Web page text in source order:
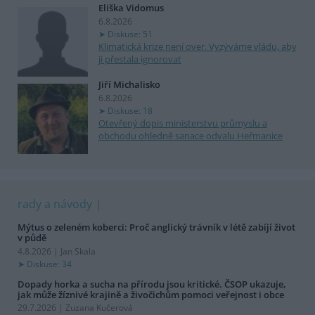
Eliška Vidomus
6.8.2026
Diskuse: 51
Klimatická krize není over. Vyzýváme vládu, aby
ji přestala ignorovat
Jiří Michalisko
6.8.2026
Diskuse: 18
Otevřený dopis ministerstvu průmyslu a
obchodu ohledně sanace odvalu Heřmanice
rady a návody
Mýtus o zeleném koberci: Proč anglický trávník v létě zabíjí život
v půdě
4.8.2026 | Jan Skala
Diskuse: 34
Dopady horka a sucha na přírodu jsou kritické. ČSOP ukazuje,
jak může žíznivé krajině a živočichům pomoci veřejnost i obce
29.7.2026 | Zuzana Kučerová